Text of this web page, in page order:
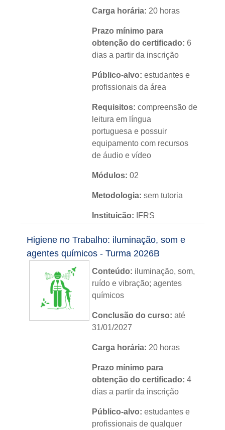
Carga horária: 20 horas
Prazo mínimo para
obtenção do certificado: 6
dias a partir da inscrição
Público-alvo: estudantes e
profissionais da área
Requisitos: compreensão de
leitura em língua
portuguesa e possuir
equipamento com recursos
de áudio e vídeo
Módulos: 02
Metodologia: sem tutoria
Instituição: IFRS
Nível:básico
Idioma:português
Higiene no Trabalho: iluminação, som e
agentes químicos - Turma 2026B
Conteúdo: iluminação, som,
ruído e vibração; agentes
químicos
Conclusão do curso: até
31/01/2027
Carga horária: 20 horas
Prazo mínimo para
obtenção do certificado: 4
dias a partir da inscrição
Público-alvo: estudantes e
profissionais de qualquer